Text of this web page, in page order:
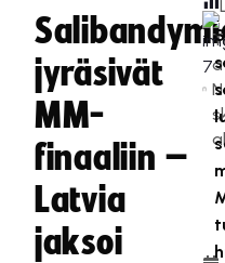
jyräsivät
MM-
finaaliin –
Latvia
jaksoi
a